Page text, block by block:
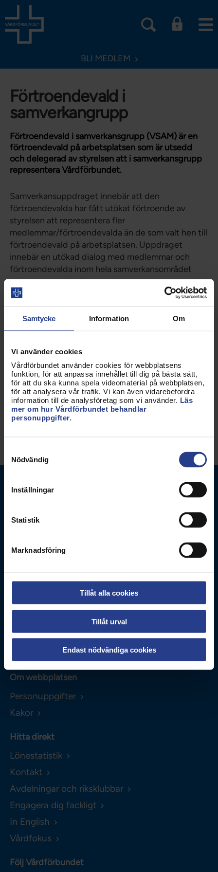
Samtycke Information Om
Vi använder cookies
Vårdförbundet använder cookies för webbplatsens
funktion, för att anpassa innehållet till dig på bästa sätt,
för att du ska kunna spela videomaterial på webbplatsen,
för att analysera vår trafik. Vi kan även vidarebefordra
information till de analysföretag som vi använder. Läs
mer om hur Vårdförbundet behandlar
personuppgifter.
Nödvändig
Inställningar
Statistik
Marknadsföring
Tillåt alla cookies
Tillåt urval
Endast nödvändiga cookies
BLI MEDLEM
Förtroendevald i
samverkangrupp
Förtroendevald i samverkansgrupp (VSAM) är en
förtroendevald på arbetsplatsen som är utsedd
och delegerad av styrelsen att i samverkansgrupp
representera Vårdförbundet.
Samverkansuppdraget innebär att den
förtroendevalda har fått utökat förtroende av
styrelsen att representera fler
medlemmar/förtroendevalda än de som valt hen till
förtroendevald på arbetsplatsen. Uppdraget
innebär en utökad dialog med medlemmar och
förtroendevalda inom hela samverkansområdet
som man representerar.
Delegering till förtroendevald på arbetsplatsen för
styrelsen och med denna delegering får
förhandla för medlemmar som omfattas av
samverkansuppdraget”.
Uppdaterad:5 mar 2020
Dela sidan:
Adolf Fredriks Kyrkogata 11
Kontakta oss
0771-420 420
Om webbplatsen
Personuppgifter
Kakor
Hitta direkt
Lönestatistik
Kontakt
Avdelningar och riksklubbar
Engagera dig fackligt
In English
Vårdfokus
Följ Vårdförbundet